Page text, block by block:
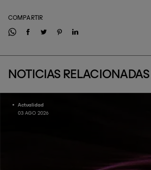
COMPARTIR
NOTICIAS RELACIONADAS
Actualidad
03 AGO 2026